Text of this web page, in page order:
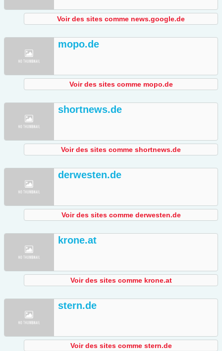
Voir des sites comme news.google.de
mopo.de
Voir des sites comme mopo.de
shortnews.de
Voir des sites comme shortnews.de
derwesten.de
Voir des sites comme derwesten.de
krone.at
Voir des sites comme krone.at
stern.de
Voir des sites comme stern.de